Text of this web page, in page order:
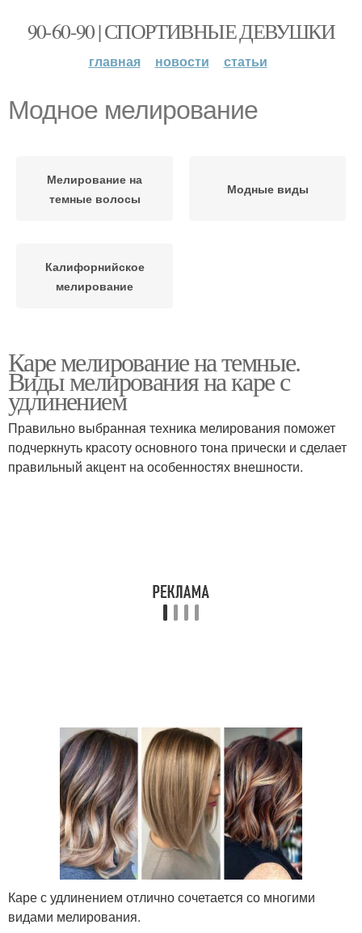
90-60-90 | СПОРТИВНЫЕ ДЕВУШКИ
главная новости статьи
Модное мелирование
Мелирование на
темные волосы
Модные виды
Калифорнийское
мелирование
Каре мелирование на темные.
Виды мелирования на каре с
удлинением
Правильно выбранная техника мелирования поможет
подчеркнуть красоту основного тона прически и сделает
правильный акцент на особенностях внешности.
Каре с удлинением отлично сочетается со многими
видами мелирования.